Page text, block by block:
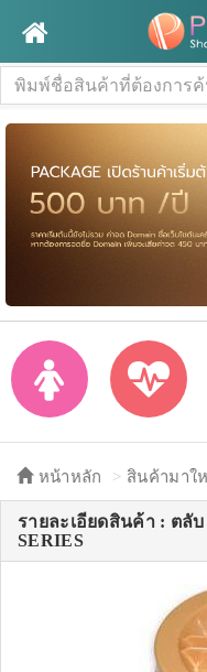
หน้าหลัก สินค้ามาใ
รายละเอียดสินค้า : ตลับ
SERIES